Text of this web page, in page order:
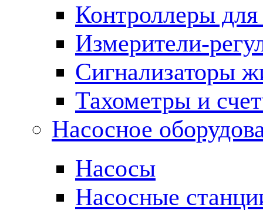
Контроллеры
Измерители-
Сигнализаторы
Тахометры и
Насосное
Насосы
Насосные